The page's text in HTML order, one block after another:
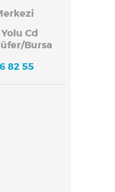
Cd
Bursa
82 55